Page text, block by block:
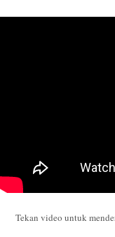
Tekan video untuk